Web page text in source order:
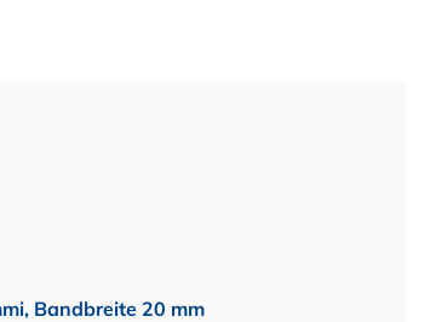
Bandbreite 20 mm